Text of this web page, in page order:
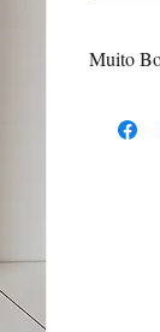
Muito